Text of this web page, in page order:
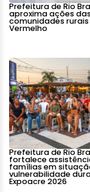
Prefeitura de Rio
aproxima ações das
comunidades
Vermelho
Prefeitura de Rio
fortalece
famílias em
vulnerabilidade
Expoacre 2026